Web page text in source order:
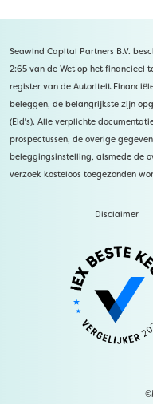
Seawind Capital Partners B.V.
2:65 van de Wet op het financieel
register van de Autoriteit
beleggen, de belangrijkste zijn
(Eid's). Alle verplichte
prospectussen, de overige
beleggingsinstelling, alsmede de
verzoek kosteloos toegezonden
Disclaimer